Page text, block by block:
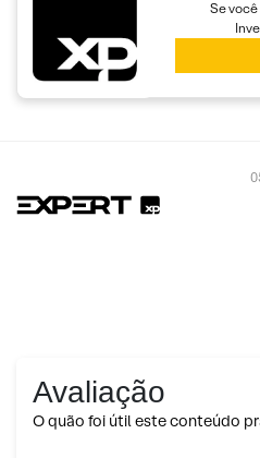
Se você
Avaliação
O quão foi útil este conteúdo